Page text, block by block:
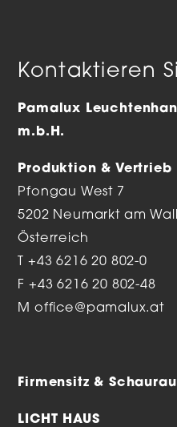
Kontaktieren
Pamalux
m.b.H.
Produktion & Vertrieb
Pfongau West 7
5202 Neumarkt am
Österreich
T+43 6216 20 802-0
F +43 6216 20 802-48
Moffice@pamalux.at
Firmensitz &
LICHT HAUS